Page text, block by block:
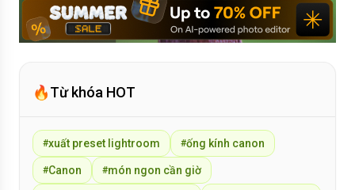
🔥Từ khóa HOT
#xuất preset lightroom #ống kính canon
#Canon #món ngon cần giờ